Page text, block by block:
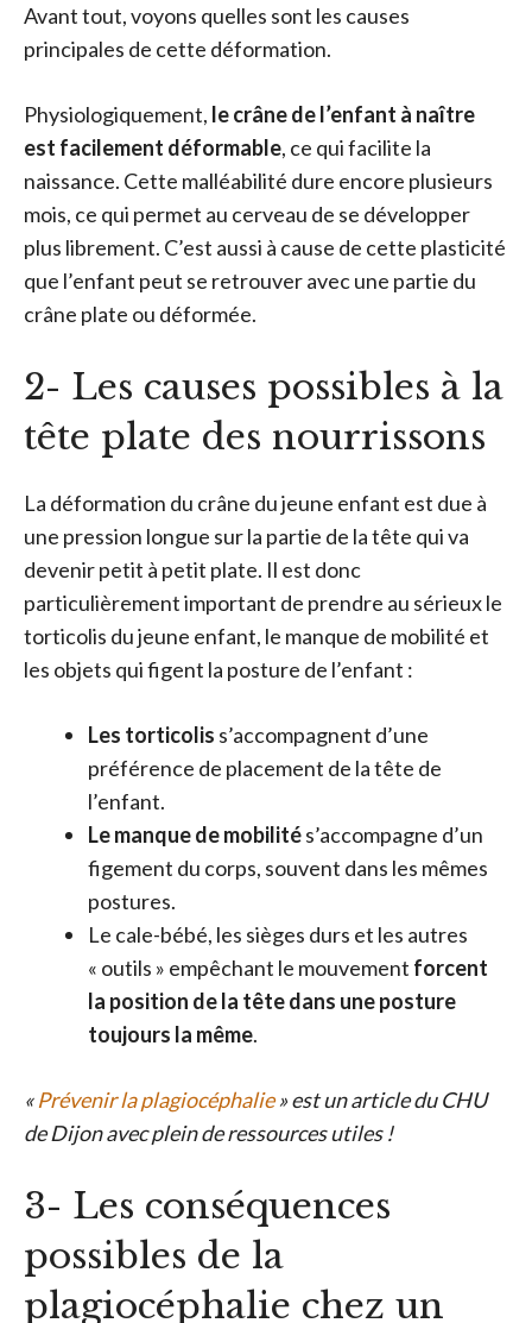
Avant tout, voyons quelles sont les causes
principales de cette déformation.
Physiologiquement, le crâne de l’enfant à naître
est facilement déformable, ce qui facilite la
naissance. Cette malléabilité dure encore plusieurs
mois, ce qui permet au cerveau de se développer
plus librement. C’est aussi à cause de cette plasticité
que l’enfant peut se retrouver avec une partie du
crâne plate ou déformée.
2- Les causes possibles à la
tête plate des nourrissons
La déformation du crâne du jeune enfant est due à
une pression longue sur la partie de la tête qui va
devenir petit à petit plate. Il est donc
particulièrement important de prendre au sérieux le
torticolis du jeune enfant, le manque de mobilité et
les objets qui figent la posture de l’enfant :
Les torticolis s’accompagnent d’une
préférence de placement de la tête de
l’enfant.
Le manque de mobilités’accompagne d’un
figement du corps, souvent dans les mêmes
postures.
Le cale-bébé, les sièges durs et les autres
« outils » empêchant le mouvement forcent
la position de la tête dans une posture
toujours la même.
«Prévenir la plagiocéphalie» est un article du CHU
de Dijon avec plein de ressources utiles !
3- Les conséquences
possibles de la
plagiocéphalie chez un